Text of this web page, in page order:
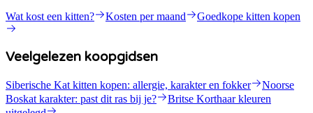
Wat kost een kitten? Kosten per maand Goedkope kitten kopen
Veelgelezen koopgidsen
Siberische Kat kitten kopen: allergie, karakter en fokker
Noorse
Boskat karakter: past dit ras bij je?
Britse Korthaar kleuren